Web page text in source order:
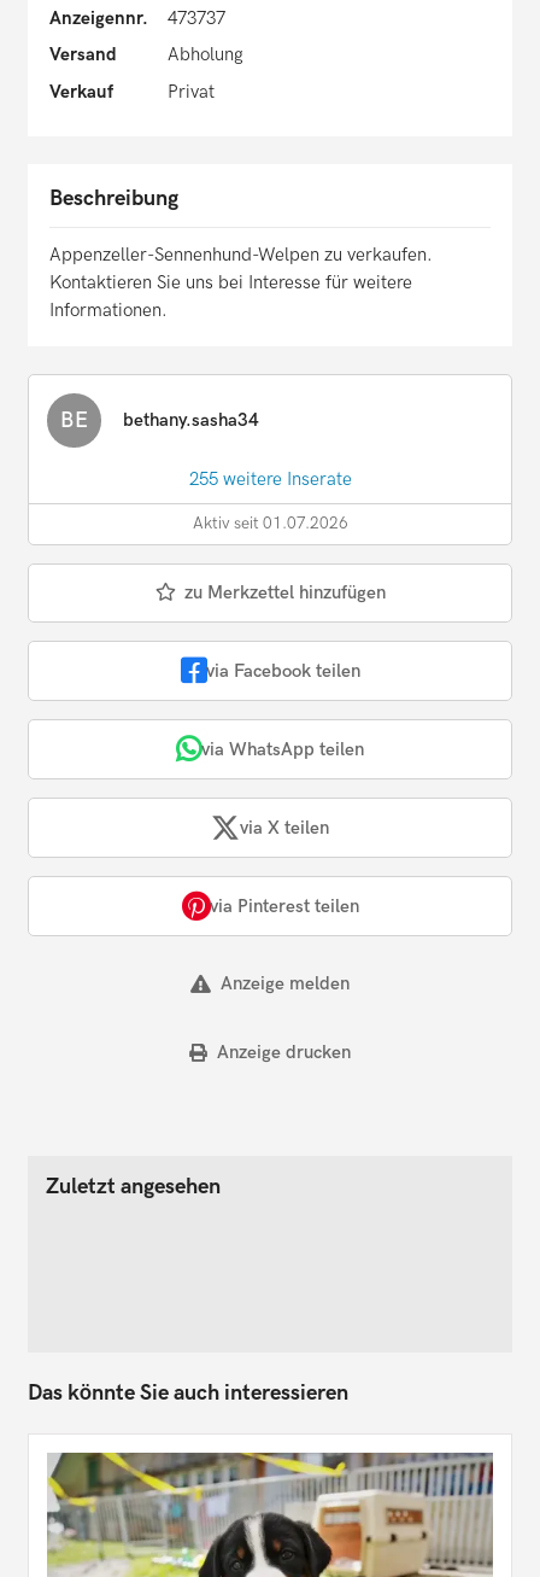
Anzeigennr.
473737
Versand
Abholung
Verkauf
Privat
Beschreibung
Appenzeller-Sennenhund-Welpen zu verkaufen.
Kontaktieren Sie uns bei Interesse für weitere
Informationen.
BE bethany.sasha34
255 weitere Inserate
Aktiv seit 01.07.2026
zu Merkzettel hinzufügen
via Facebook teilen
via WhatsApp teilen
via X teilen
via Pinterest teilen
Anzeige melden
Anzeige drucken
Zuletzt angesehen
Das könnte Sie auch interessieren